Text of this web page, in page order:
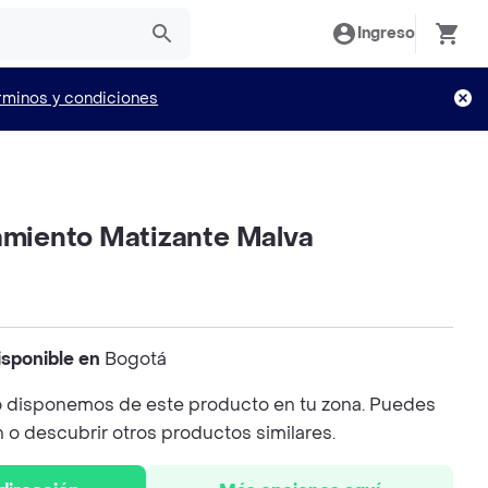
Ingreso
y condiciones
Matizante Malva
en Bogotá
disponemos de este producto en tu zona. Puedes
o descubrir otros productos similares.